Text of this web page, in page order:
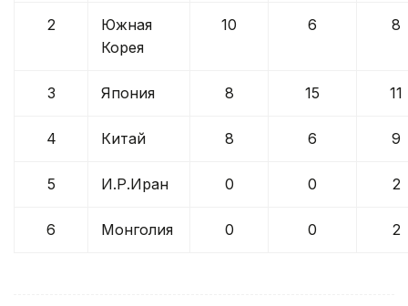
2
Южная
Корея
10 6 8
3 Япония 8 15 11
4 Китай 8 6 9
5 И.Р.Иран 0 0 2
6 Монголия 0 0 2